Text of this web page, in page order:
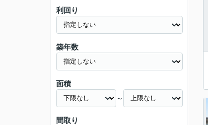
利回り
築年数
面積
～
間取り